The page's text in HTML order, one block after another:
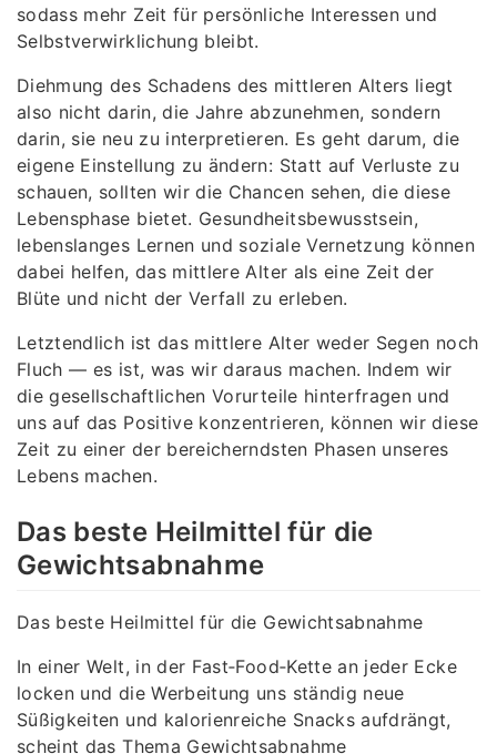
sodass mehr Zeit für persönliche Interessen und
Selbstverwirklichung bleibt.
Diehmung des Schadens des mittleren Alters liegt
also nicht darin, die Jahre abzunehmen, sondern
darin, sie neu zu interpretieren. Es geht darum, die
eigene Einstellung zu ändern: Statt auf Verluste zu
schauen, sollten wir die Chancen sehen, die diese
Lebensphase bietet. Gesundheitsbewusstsein,
lebenslanges Lernen und soziale Vernetzung können
dabei helfen, das mittlere Alter als eine Zeit der
Blüte und nicht der Verfall zu erleben.
Letztendlich ist das mittlere Alter weder Segen noch
Fluch — es ist, was wir daraus machen. Indem wir
die gesellschaftlichen Vorurteile hinterfragen und
uns auf das Positive konzentrieren, können wir diese
Zeit zu einer der bereicherndsten Phasen unseres
Lebens machen.
Das beste Heilmittel für die
Gewichtsabnahme
Das beste Heilmittel für die Gewichtsabnahme
In einer Welt, in der Fast‑Food‑Kette an jeder Ecke
locken und die Werbeitung uns ständig neue
Süßigkeiten und kalorienreiche Snacks aufdrängt,
scheint das Thema Gewichtsabnahme